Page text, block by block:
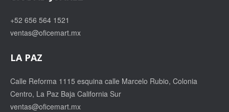
+52 656 564 1521
ventas@oficemart.mx
LA PAZ
Calle Reforma 1115 esquina calle Marcelo Rubio, Colonia
Centro, La Paz Baja California Sur
ventas@oficemart.mx